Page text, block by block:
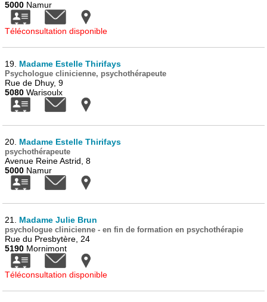
5000 Namur
Téléconsultation disponible
19. Madame Estelle Thirifays
Psychologue clinicienne, psychothérapeute
Rue de Dhuy, 9
5080 Warisoulx
20. Madame Estelle Thirifays
psychothérapeute
Avenue Reine Astrid, 8
5000 Namur
21. Madame Julie Brun
psychologue clinicienne - en fin de formation en psychothérapie
Rue du Presbytère, 24
5190 Mornimont
Téléconsultation disponible